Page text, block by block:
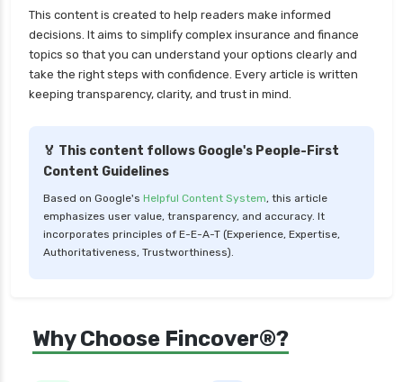
This content is created to help readers make informed
decisions. It aims to simplify complex insurance and finance
topics so that you can understand your options clearly and
take the right steps with confidence. Every article is written
keeping transparency, clarity, and trust in mind.
🏅 This content follows Google's People-First
Content Guidelines
Based on Google's Helpful Content System, this article
emphasizes user value, transparency, and accuracy. It
incorporates principles of E-E-A-T (Experience, Expertise,
Authoritativeness, Trustworthiness).
Why Choose Fincover®?